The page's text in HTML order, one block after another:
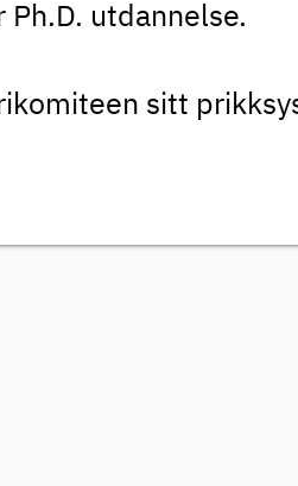
utdannelse.
sitt